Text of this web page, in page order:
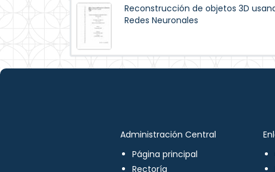
Reconstrucción de objetos 3D
Redes Neuronales
Administración Central
Página principal
Rectoría